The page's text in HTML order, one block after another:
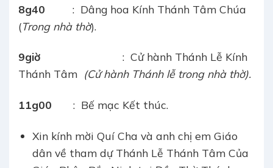
8g40
: Dâng hoa Kính Thánh Tâm Chúa
(Trong nhà thờ).
9giờ
: Cử hành Thánh Lễ Kính
Thánh Tâm (Cử hành Thánh lễ trong nhà thờ).
11g00 : Bế mạc Kết thúc.
Xin kính mời Quí Cha và anh chị em Giáo
dân về tham dự Thánh Lễ Thánh Tâm Của